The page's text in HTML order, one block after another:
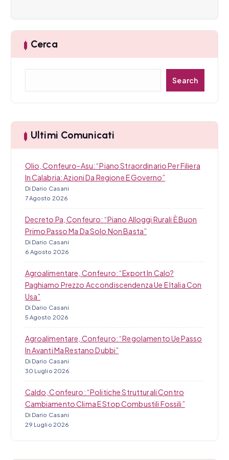
e
c
o
Cerca
a
Search
Ultimi Comunicati
Olio, Confeuro-Asu: “Piano Straordinario Per Filiera
In Calabria: Azioni Da Regione E Governo”
Di Dario Casani
7 Agosto 2026
Decreto Pa, Confeuro: “Piano Alloggi Rurali È Buon
Primo Passo Ma Da Solo Non Basta”
Di Dario Casani
6 Agosto 2026
Agroalimentare, Confeuro: “Export In Calo?
Paghiamo Prezzo Accondiscendenza Ue E Italia Con
Usa”
Di Dario Casani
5 Agosto 2026
Agroalimentare, Confeuro: “Regolamento Ue Passo
In Avanti Ma Restano Dubbi”
Di Dario Casani
30 Luglio 2026
Caldo, Confeuro: “Politiche Strutturali Contro
Cambiamento Clima E Stop Combustili Fossili”
Di Dario Casani
29 Luglio 2026